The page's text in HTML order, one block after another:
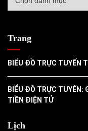
mục
Trang
BIỂU ĐỒ TRỰC TUYẾN
BIỂU ĐỒ TRỰC TUYẾN:
TIỀN ĐIỆN TỬ
Lịch